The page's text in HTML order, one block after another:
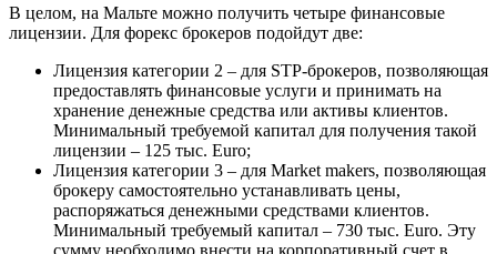
В целом, на Мальте можно получить четыре финансовые
лицензии. Для форекс брокеров подойдут две:
Лицензия категории 2 – для STP-брокеров, позволяющая
предоставлять финансовые услуги и принимать на
хранение денежные средства или активы клиентов.
Минимальный требуемой капитал для получения такой
лицензии – 125 тыс. Euro;
Лицензия категории 3 – для Market makers, позволяющая
брокеру самостоятельно устанавливать цены,
распоряжаться денежными средствами клиентов.
Минимальный требуемый капитал – 730 тыс. Euro. Эту
сумму необходимо внести на корпоративный счет в